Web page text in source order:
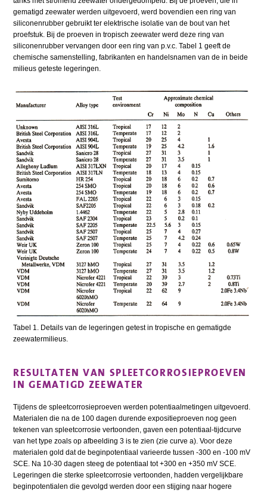
gematigd zeewater werden uitgevoerd, werd bovendien een ring van
siliconenrubber gebruikt ter elektrische isolatie van de bout van het
proefstuk. Bij de proeven in tropisch zeewater werd deze ring van
siliconenrubber vervangen door een ring van p.v.c. Tabel 1 geeft de
chemische samenstelling, fabrikanten en handelsnamen van de in beide
milieus geteste legeringen.
Tabel 1. Details van de legeringen getest in tropische en gematigde
zeewatermilieus.
RESULTATEN VAN SPLEETCORROSIEPROEVEN
IN GEMATIGD ZEEWATER
Tijdens de spleetcorrosieproeven werden potentiaalmetingen uitgevoerd.
Materialen die na de 100 dagen durende expositieproeven nog geen
tekenen van spleetcorrosie vertoonden, gaven een potentiaal-tijdcurve
van het type zoals op afbeelding 3 is te zien (zie curve a). Voor deze
materialen gold dat de beginpotentiaal varieerde tussen -300 en -100 mV
SCE. Na 10-30 dagen steeg de potentiaal tot +300 en +350 mV SCE.
Legeringen die sterke spleetcorrosie vertoonden, hadden vergelijkbare
beginpotentialen die gevolgd werden door een stijging naar hogere